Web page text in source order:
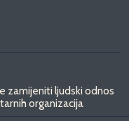
zamijeniti ljudski odnos
organizacija